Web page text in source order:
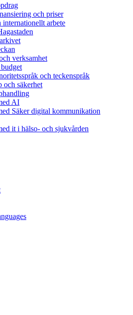
och priser
internationellt arbete
verksamhet
och teckenspråk
och säkerhet
AI
Säker digital kommunikation
it i hälso- och sjukvården